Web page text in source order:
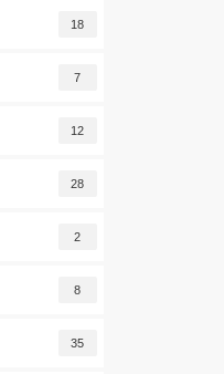
18
7
12
28
2
8
35